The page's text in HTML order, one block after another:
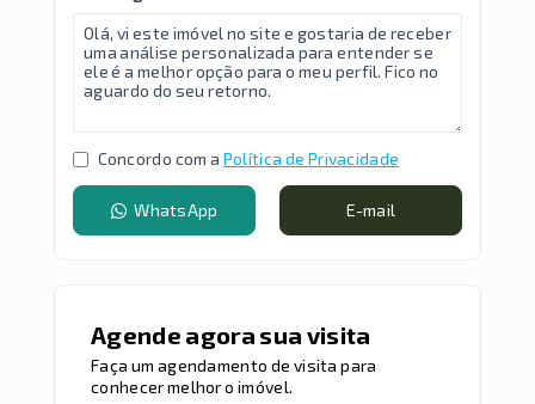
Concordo com a Política de Privacidade
WhatsApp E-mail
Agende agora sua visita
Faça um agendamento de visita para
conhecer melhor o imóvel.